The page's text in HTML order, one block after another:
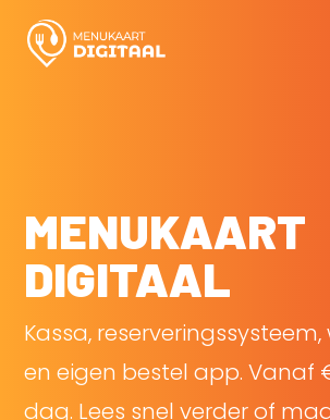
MENUKAART
DIGITAAL
Kassa,
en eigen bestel app. Vanaf
dag. Lees snel verder of